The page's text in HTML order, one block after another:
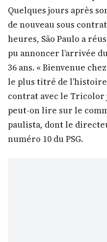
Quelques jours après
de nouveau sous
heures, São Paulo a
pu annoncer l’arrivée
36 ans. « Bienvenue
le plus titré de
contrat avec le Tricolor
peut-on lire sur le
paulista, dont le
numéro 10 du PSG.